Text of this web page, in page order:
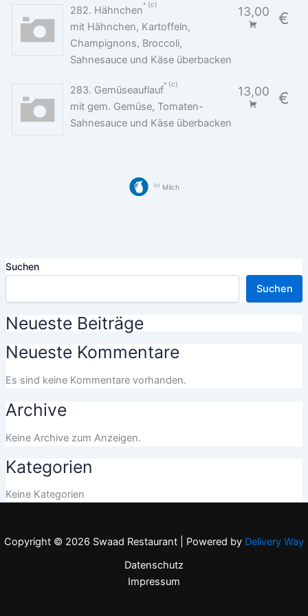
282. Hähnchen
c
13,00 €
mit Hähnchen, Kartoffeln,
Champignons, Broccoli,
Sahnesauce und Käse überbacken
283. Gemüseauflauf
c
13,00 €
mit gem. Gemüse, Tomaten-
Sahnesauce und Käse überbacken
c Milch
Suchen
Suchen
Neueste Beiträge
Neueste Kommentare
Es sind keine Kommentare vorhanden.
Archive
Keine Archive zum Anzeigen.
Kategorien
Keine Kategorien
Copyright © 2026 Swaad Restaurant | Powered by Delivery Way
Datenschutz
Impressum